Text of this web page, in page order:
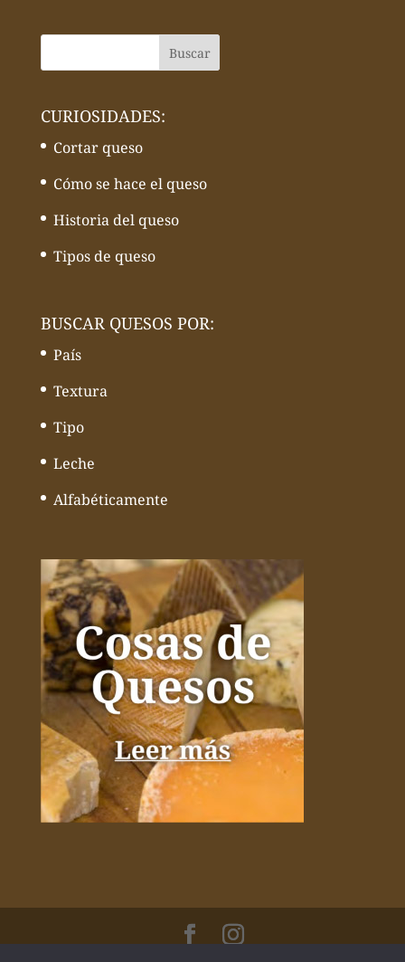
CURIOSIDADES:
Cortar queso
Cómo se hace el queso
Historia del queso
Tipos de queso
BUSCAR QUESOS POR:
País
Textura
Tipo
Leche
Alfabéticamente